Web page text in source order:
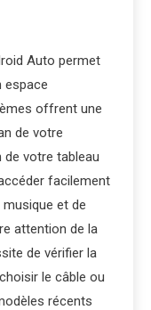
Auto permet
espace
offrent une
de votre
de votre tableau
facilement
et de
attention de la
de vérifier la
le câble ou
récents